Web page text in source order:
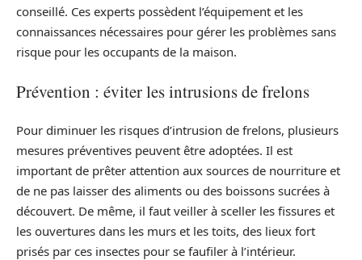
conseillé. Ces experts possèdent l’équipement et les
connaissances nécessaires pour gérer les problèmes sans
risque pour les occupants de la maison.
Prévention : éviter les intrusions de frelons
Pour diminuer les risques d’intrusion de frelons, plusieurs
mesures préventives peuvent être adoptées. Il est
important de prêter attention aux sources de nourriture et
de ne pas laisser des aliments ou des boissons sucrées à
découvert. De même, il faut veiller à sceller les fissures et
les ouvertures dans les murs et les toits, des lieux fort
prisés par ces insectes pour se faufiler à l’intérieur.